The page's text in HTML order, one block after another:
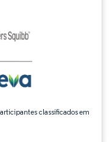
classificados em